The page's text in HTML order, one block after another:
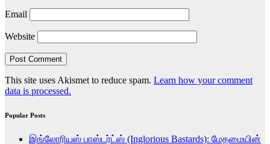
Email
Website
This site uses Akismet to reduce spam. Learn how your comment
data is processed.
Popular Posts
இங்லோரியஸ் பாஸ்டர்ட்ஸ் (Inglorious Bastards): மேதமையின்